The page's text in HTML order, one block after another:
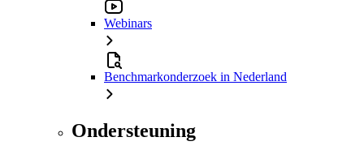
Webinars
Benchmarkonderzoek in Nederland
Ondersteuning